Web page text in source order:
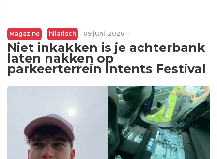
Magazine hilarisch 09 juni, 2026 ·
Niet inkakken is je achterbank
laten nakken op
parkeerterrein Intents Festival